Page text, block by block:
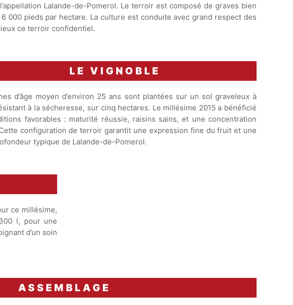
Lalande-de-Pomerol. Le terroir est composé de graves bien
000 pieds par hectare. La culture est conduite avec grand respect des
ce terroir confidentiel.
LE VIGNOBLE
d’âge moyen d’environ 25 ans sont plantées sur un sol graveleux à
à la sécheresse, sur cinq hectares. Le millésime 2015 a bénéficié
favorables : maturité réussie, raisins sains, et une concentration
configuration de terroir garantit une expression fine du fruit et une
typique de Lalande-de-Pomerol.
ce millésime,
l, pour une
d’un soin
ASSEMBLAGE